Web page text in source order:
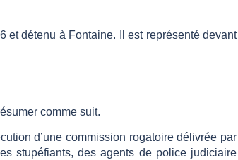
et détenu à Fontaine. Il est représenté devant
comme suit.
d’une commission rogatoire délivrée par
stupéfiants, des agents de police judiciaire